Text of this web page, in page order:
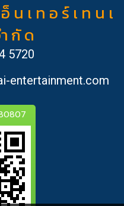
เ ท อ ร์ เ ท น เ
กั ด
5720
entertainment.com